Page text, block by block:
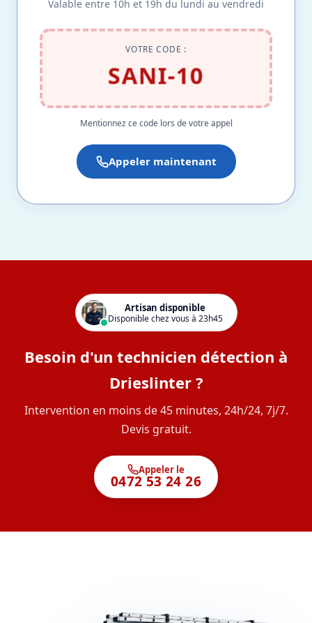
Valable entre 10h et 19h du lundi au vendredi
VOTRE CODE :
SANI-10
Mentionnez ce code lors de votre appel
Appeler maintenant
Artisan disponible
Disponible chez vous à 23h45
Besoin d'un technicien détection à
Drieslinter ?
Intervention en moins de 45 minutes, 24h/24, 7j/7.
Devis gratuit.
Appeler le
0472 53 24 26